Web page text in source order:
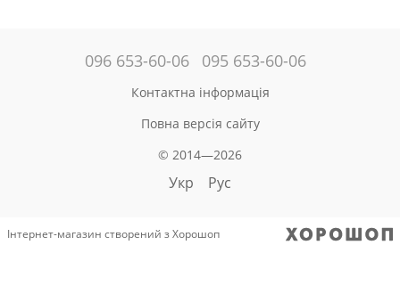
096 653-60-06 095 653-60-06
Контактна інформація
Повна версія сайту
© 2014—2026
Укр Рус
Інтернет-магазин створений з Хорошоп